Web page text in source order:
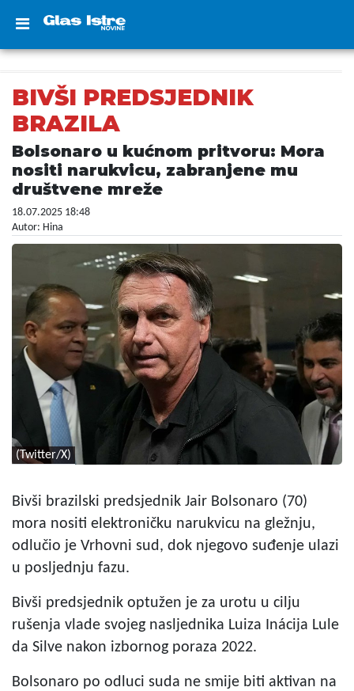
BIVŠI PREDSJEDNIK
BRAZILA
Bolsonaro u kućnom pritvoru: Mora
nositi narukvicu, zabranjene mu
društvene mreže
18.07.2025 18:48
Autor: Hina
(Twitter/X)
Bivši brazilski predsjednik Jair Bolsonaro (70)
mora nositi elektroničku narukvicu na gležnju,
odlučio je Vrhovni sud, dok njegovo suđenje ulazi
u posljednju fazu.
Bivši predsjednik optužen je za urotu u cilju
rušenja vlade svojeg nasljednika Luiza Inácija Lule
da Silve nakon izbornog poraza 2022.
Bolsonaro po odluci suda ne smije biti aktivan na